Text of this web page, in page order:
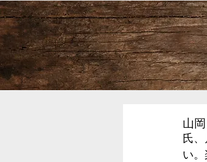
山
氏
い